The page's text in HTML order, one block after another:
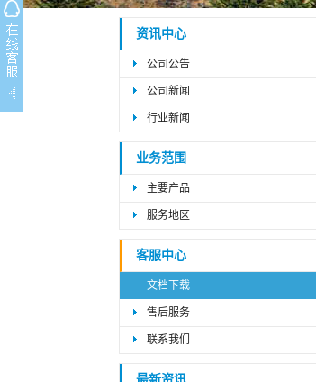
资讯中心
公司公告
公司新闻
行业新闻
业务范围
主要产品
服务地区
客服中心
文档下载
售后服务
联系我们